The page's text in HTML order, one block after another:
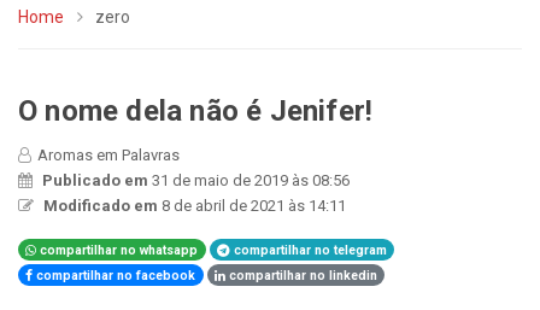
Home zero
O nome dela não é Jenifer!
Aromas em Palavras
Publicado em 31 de maio de 2019 às 08:56
Modificado em 8 de abril de 2021 às 14:11
compartilhar no whatsapp
compartilhar no telegram
compartilhar no facebook
compartilhar no linkedin